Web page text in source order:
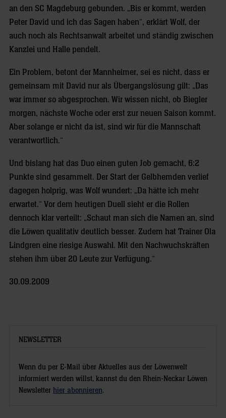
an den SC Magdeburg gebunden. „Bis er kommt, werden
Peter David und ich das Sagen haben“, erklärt Wolf, der
auch noch als Rechtsanwalt arbeitet und ständig zwischen
Kanzlei und Halle pendelt.
Ein Problem, betont der Mannheimer, sei es nicht, dass er
gemeinsam mit David nur als Übergangslösung gilt: „Das
war immer so abgesprochen. Wir wissen nicht, ob Biegler
morgen, nächste Woche oder erst zur neuen Saison kommt.
Aber solange er nicht da ist, sind wir für die Mannschaft
verantwortlich.“
Und bislang hat das Duo einen guten Job gemacht, 6:2
Punkte sind gesammelt. Der Start der Gelbhemden verlief
dagegen holprig, was Wolf wundert: „Da hätte ich mehr
erwartet.“ Vor dem heutigen Duell sieht er die Rollen
dennoch klar verteilt: „Schaut man sich die Namen an, sind
die Löwen qualitativ deutlich besser. Zudem hat Trainer Ola
Lindgren eine riesige Auswahl. Mit den Nachwuchskräften
stehen ihm über 20 Leute zur Verfügung.“
30.09.2009
NEWSLETTER
Wenn du per E-Mail über Aktuelles aus der Löwenwelt
informiert werden willst, kannst du den Rhein-Neckar Löwen
Newsletter hier abonnieren.